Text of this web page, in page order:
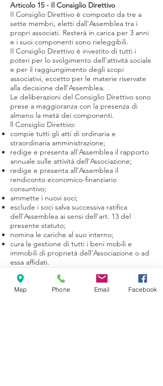
Articolo 15 - Il Consiglio Direttivo
Il Consiglio Direttivo è composto da tre a
sette membri, eletti dall'Assemblea tra i
propri associati. Resterà in carica per 3 anni
e i suoi componenti sono rieleggibili.
Il Consiglio Direttivo è investito di tutti i
poteri per lo svolgimento dell'attività sociale
e per il raggiungimento degli scopi
associativi, eccetto per le materie riservate
alla decisione dell'Assemblea.
Le deliberazioni del Consiglio Direttivo sono
prese a maggioranza con la presenza di
almeno la metà dei componenti.
ll Consiglio Direttivo:
compie tutti gli atti di ordinaria e
straordinaria amministrazione;
redige e presenta all'Assemblea il rapporto
annuale sulle attività dell’Associazione;
redige e presenta all’Assemblea il
rendiconto economico-finanziario
consuntivo;
ammette i nuovi soci;
esclude i soci salva successiva ratifica
dell'Assemblea ai sensi dell'art. 13 del
presente statuto;
nomina le cariche al suo interno;
cura la gestione di tutti i beni mobili e
immobili di proprietà dell’Associazione o ad
essa affidati.
Le riunioni del Consiglio Direttivo sono
legalmente costituite quando è presente la
Map Phone Email Facebook